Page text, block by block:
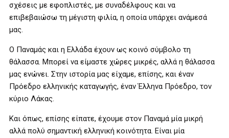
σχέσεις με εφοπλιστές, με συναδέλφους και να
επιβεβαιώσω τη μέγιστη φιλία, η οποία υπάρχει ανάμεσά
μας.
Ο Παναμάς και η Ελλάδα έχουν ως κοινό σύμβολο τη
θάλασσα. Μπορεί να είμαστε χώρες μικρές, αλλά η θάλασσα
μας ενώνει. Στην ιστορία μας είχαμε, επίσης, και έναν
Πρόεδρο ελληνικής καταγωγής, έναν Έλληνα Πρόεδρο, τον
κύριο Λάκας.
Και όπως, επίσης είπατε, έχουμε στον Παναμά μία μικρή
αλλά πολύ σημαντική ελληνική κοινότητα. Είναι μία